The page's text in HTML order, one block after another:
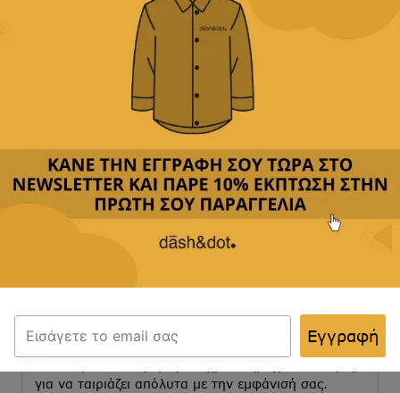
Περιγραφή
Κριτικές(0)
Αποστολή & Επιστροφές
παπιγιόν μας, ιδανικό για κάθε επίσημη ή
υψηλής ποιότητας υλικά, προσφέρει άνεση και
στυλ.
για να ταιριάζει απόλυτα με την εμφάνισή σας.
Εγγραφή